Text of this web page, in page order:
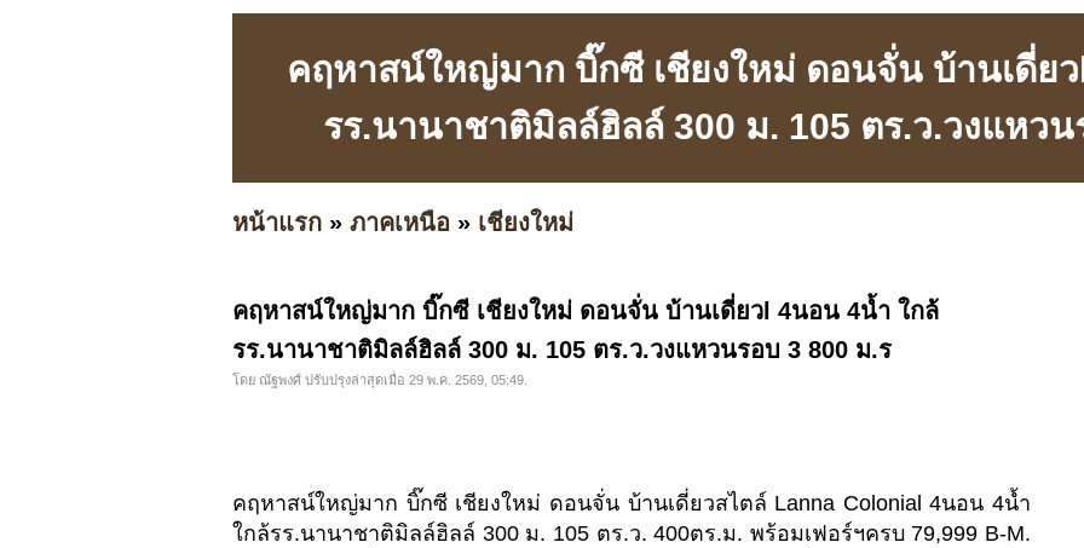
คฤหาสน์ใหญ่มาก บิ๊กซี เชียงใหม่ ดอนจั่น บ้านเดี่ย
รร.นานาชาติมิลล์ฮิลล์ 300 ม. 105 ตร.ว.วงแหวน
หน้าแรก » ภาคเหนือ » เชียงใหม่
คฤหาสน์ใหญ่มาก บิ๊กซี เชียงใหม่ ดอนจั่น บ้านเดี่ยวl 4นอน 4น้ำ ใกล้
รร.นานาชาติมิลล์ฮิลล์ 300 ม. 105 ตร.ว.วงแหวนรอบ 3 800 ม.ร
โดย ณัฐพงศ์ ปรับปรุงล่าสุดเมื่อ 29 พ.ค. 2569, 05:49.
คฤหาสน์ใหญ่มาก บิ๊กซี เชียงใหม่ ดอนจั่น บ้านเดี่ยวสไตล์ Lanna Colonial 4นอน 4น้ำ
ใกล้รร.นานาชาติมิลล์ฮิลล์ 300 ม. 105 ตร.ว. 400ตร.ม. พร้อมเฟอร์ฯครบ 79,999 B-M.